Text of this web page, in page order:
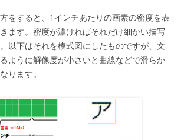
をすると、1インチあたりの画素の密度を表
ます。密度が濃ければそれだけ細かい描写
以下はそれを模式図にしたものですが、文
ように解像度が小さいと曲線などで滑らか
ります。